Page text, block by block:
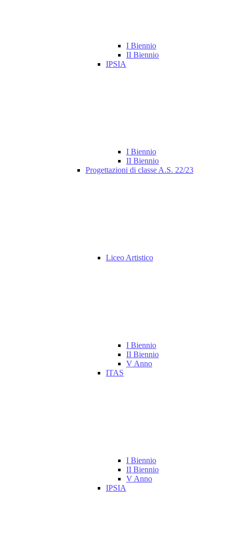
I Biennio
II Biennio
IPSIA
I Biennio
II Biennio
Progettazioni di classe A.S. 22/23
Liceo Artistico
I Biennio
II Biennio
V Anno
ITAS
I Biennio
II Biennio
V Anno
IPSIA